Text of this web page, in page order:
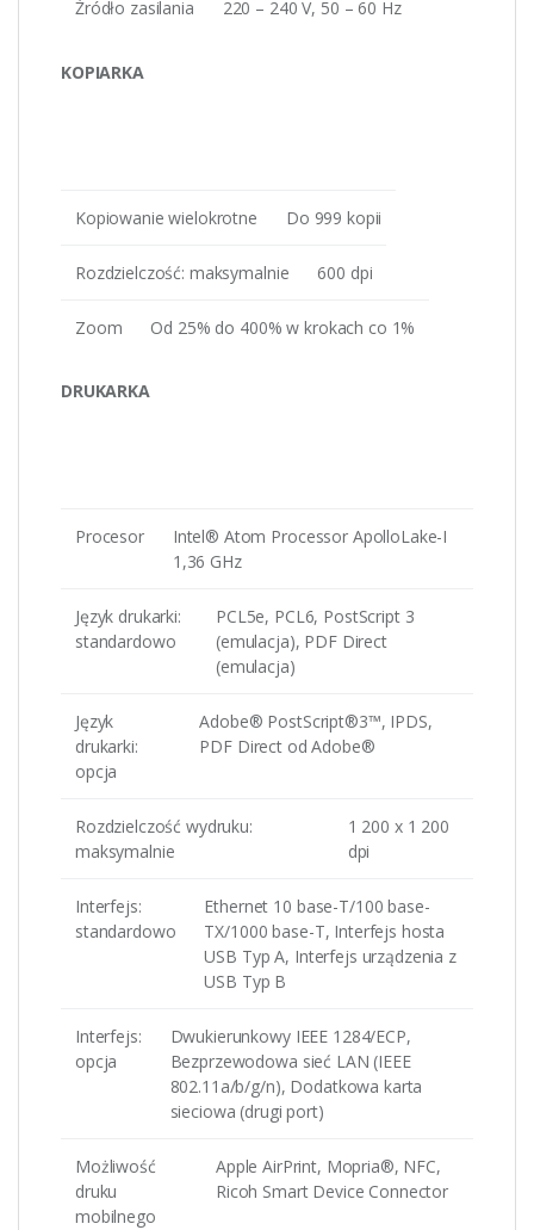
Źródło zasilania 220 – 240 V, 50 – 60 Hz
KOPIARKA
Kopiowanie wielokrotne Do 999 kopii
Rozdzielczość: maksymalnie 600 dpi
Zoom Od 25% do 400% w krokach co 1%
DRUKARKA
Procesor
Intel® Atom Processor ApolloLake-I
1,36 GHz
Język drukarki:
standardowo
PCL5e, PCL6, PostScript 3
(emulacja), PDF Direct
(emulacja)
Język
drukarki:
opcja
Adobe® PostScript®3™, IPDS,
PDF Direct od Adobe®
Rozdzielczość wydruku:
maksymalnie
1 200 x 1 200
dpi
Interfejs:
standardowo
Ethernet 10 base-T/100 base-
TX/1000 base-T, Interfejs hosta
USB Typ A, Interfejs urządzenia z
USB Typ B
Interfejs:
opcja
Dwukierunkowy IEEE 1284/ECP,
Bezprzewodowa sieć LAN (IEEE
802.11a/b/g/n), Dodatkowa karta
sieciowa (drugi port)
Możliwość
druku
mobilnego
Apple AirPrint, Mopria®, NFC,
Ricoh Smart Device Connector